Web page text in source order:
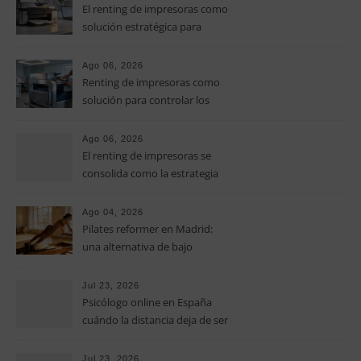
El renting de impresoras como
solución estratégica para
pymes
Ago 06, 2026
Renting de impresoras como
solución para controlar los
pymes
Ago 06, 2026
El renting de impresoras se
consolida como la estrategia
operativos en las pequeñas y
medianas empresas
Ago 04, 2026
Pilates reformer en Madrid:
una alternativa de bajo
fuerza y movilidad
Jul 23, 2026
Psicólogo online en España
cuándo la distancia deja de ser
terapia
Jul 23, 2026